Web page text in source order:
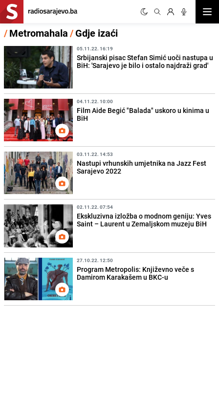
/Metromahala/Gdje izaći
05.11.22. 16:19
Srbijanski pisac Stefan Simić uoči nastupa u
BiH: 'Sarajevo je bilo i ostalo najdraži grad'
04.11.22. 10:00
Film Aide Begić "Balada" uskoro u kinima u
BiH
03.11.22. 14:53
Nastupi vrhunskih umjetnika na Jazz Fest
Sarajevo 2022
02.11.22. 07:54
Ekskluzivna izložba o modnom geniju: Yves
Saint – Laurent u Zemaljskom muzeju BiH
27.10.22. 12:50
Program Metropolis: Književno veče s
Damirom Karakašem u BKC-u